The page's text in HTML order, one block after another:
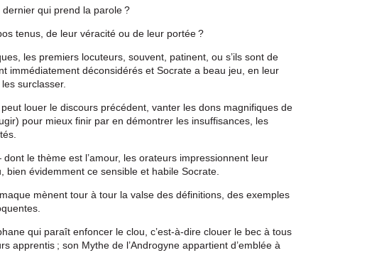
qui prend la parole ?
tenus, de leur véracité ou de leur portée ?
les premiers locuteurs, souvent, patinent, ou s’ils sont de
immédiatement déconsidérés et Socrate a beau jeu, en leur
surclasser.
louer le discours précédent, vanter les dons magnifiques de
pour mieux finir par en démontrer les insuffisances, les
le thème est l’amour, les orateurs impressionnent leur
bien évidemment ce sensible et habile Socrate.
mènent tour à tour la valse des définitions, des exemples
qui paraît enfoncer le clou, c’est-à-dire clouer le bec à tous
apprentis ; son Mythe de l’Androgyne appartient d’emblée à